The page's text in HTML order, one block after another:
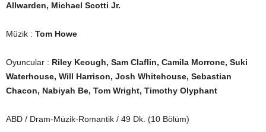
Allwarden, Michael Scotti Jr.
Müzik : Tom Howe
Oyuncular : Riley Keough, Sam Claflin, Camila Morrone, Suki
Waterhouse, Will Harrison, Josh Whitehouse, Sebastian
Chacon, Nabiyah Be, Tom Wright, Timothy Olyphant
ABD / Dram-Müzik-Romantik / 49 Dk. (10 Bölüm)